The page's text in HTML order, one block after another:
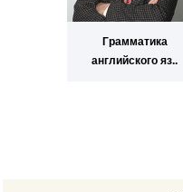
Грамматика
английского яз..